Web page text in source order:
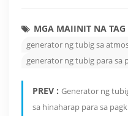
MGA MAIINIT NA TAG
generator ng tubig sa
generator ng tubig para sa
PREV : Generator ng
sa hinaharap para sa